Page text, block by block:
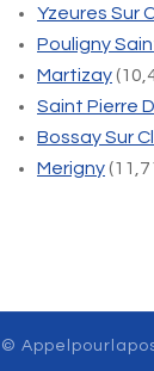
Yzeures Sur
Pouligny
Martizay
Saint Pierre
Bossay Sur
Merigny
©